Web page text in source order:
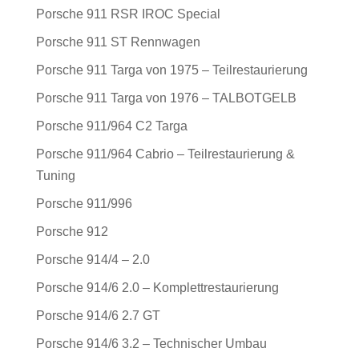
Porsche 911 RSR IROC Special
Porsche 911 ST Rennwagen
Porsche 911 Targa von 1975 – Teilrestaurierung
Porsche 911 Targa von 1976 – TALBOTGELB
Porsche 911/964 C2 Targa
Porsche 911/964 Cabrio – Teilrestaurierung &
Tuning
Porsche 911/996
Porsche 912
Porsche 914/4 – 2.0
Porsche 914/6 2.0 – Komplettrestaurierung
Porsche 914/6 2.7 GT
Porsche 914/6 3.2 – Technischer Umbau